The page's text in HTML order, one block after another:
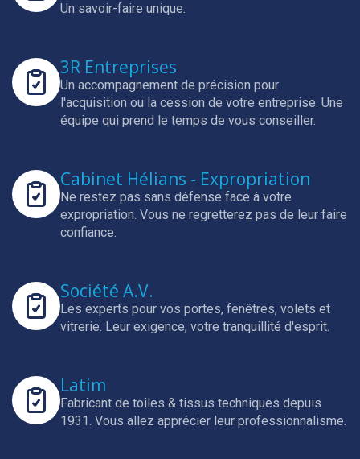
Un savoir-faire unique.
3R Entreprises
Un accompagnement de précision pour
l'acquisition ou la cession de votre entreprise. Une
équipe qui prend le temps de vous conseiller.
Cabinet Hélians - Expropriation
Ne restez pas sans défense face à votre
expropriation. Vous ne regretterez pas de leur faire
confiance.
Société A.V.
Les experts pour vos portes, fenêtres, volets et
vitrerie. Leur exigence, votre tranquillité d'esprit.
Latim
Fabricant de toiles & tissus techniques depuis
1931. Vous allez apprécier leur professionnalisme.